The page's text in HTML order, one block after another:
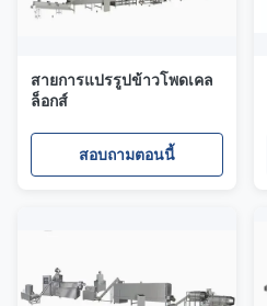
สายการแปรรูปข้าวโพดเคล
ล็อกส์
สอบถามตอนนี้